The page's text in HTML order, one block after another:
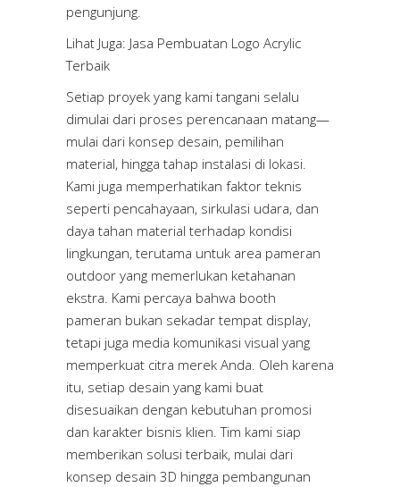
pengunjung.
Lihat Juga: Jasa Pembuatan Logo Acrylic
Terbaik
Setiap proyek yang kami tangani selalu
dimulai dari proses perencanaan matang—
mulai dari konsep desain, pemilihan
material, hingga tahap instalasi di lokasi.
Kami juga memperhatikan faktor teknis
seperti pencahayaan, sirkulasi udara, dan
daya tahan material terhadap kondisi
lingkungan, terutama untuk area pameran
outdoor yang memerlukan ketahanan
ekstra. Kami percaya bahwa booth
pameran bukan sekadar tempat display,
tetapi juga media komunikasi visual yang
memperkuat citra merek Anda. Oleh karena
itu, setiap desain yang kami buat
disesuaikan dengan kebutuhan promosi
dan karakter bisnis klien. Tim kami siap
memberikan solusi terbaik, mulai dari
konsep desain 3D hingga pembangunan